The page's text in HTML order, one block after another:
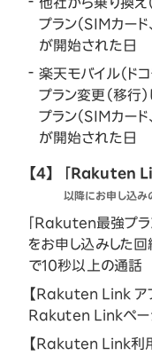
プラン（SIMカード
が開始された日
楽天モバイル（ド
プラン変更（移行
プラン（SIMカード
が開始された日
【4】 「Rakuten
以降にお申し込み
「Rakuten最強プ
をお申し込みした
で10秒以上の通話
【Rakuten Link ア
Rakuten Linkペー
【Rakuten Link利